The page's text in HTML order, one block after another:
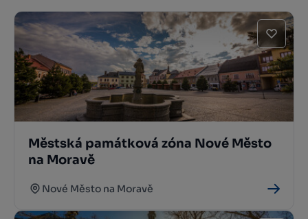
Městská památková zóna Nové Město
na Moravě
Nové Město na Moravě